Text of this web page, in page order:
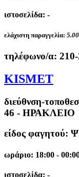
ιστοσελίδα: -
ελάχιστη παραγγελία:
τηλέφωνο/α:
KISMET
διεύθνση-
46 - ΗΡΑΚΛΕΙΟ
είδος
ωράριο: 18:00 -
ιστοσελίδα: -